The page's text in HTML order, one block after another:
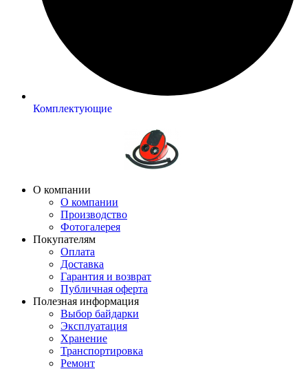
Комплектующие
О компании
О компании
Производство
Фотогалерея
Покупателям
Оплата
Доставка
Гарантия и возврат
Публичная оферта
Полезная информация
Выбор байдарки
Эксплуатация
Хранение
Транспортировка
Ремонт